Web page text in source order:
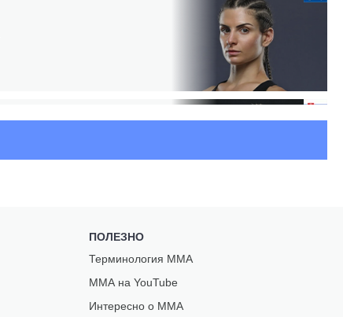
ПОЛЕЗНО
Терминология ММА
ММА на YouTube
Интересно о ММА